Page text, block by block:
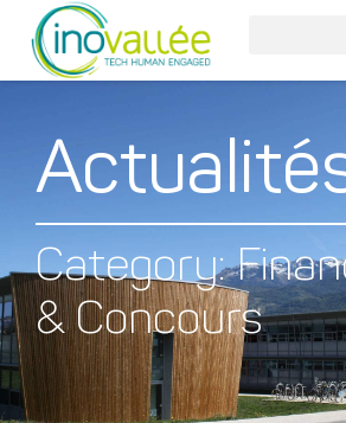
Category:
& Concours